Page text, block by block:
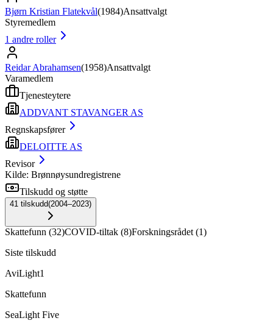
Bjørn Kristian Flatekvål(1984)Ansattvalgt
Styremedlem
1 andre roller
Reidar Abrahamsen(1958)Ansattvalgt
Varamedlem
Tjenesteytere
ADDVANT STAVANGER AS
Regnskapsfører
DELOITTE AS
Revisor
Kilde: Brønnøysundregistrene
Tilskudd og støtte
41 tilskudd(2004–2023)
Skattefunn (32)COVID-tiltak (8)Forskningsrådet (1)
Siste tilskudd
AviLight1
Skattefunn
SeaLight Five